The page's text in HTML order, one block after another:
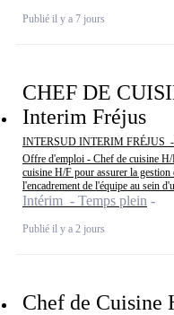
Publié il y a 7 jours
CHEF DE
Interim Fréjus
INTERSUD INTERIM FRÉJUS -
Offre d'emploi - Chef de cuisine
cuisine H/F pour assurer la gestion
l'encadrement de l'équipe au sein
Intérim - Temps plein
Publié il y a 2 jours
Chef de Cuisine